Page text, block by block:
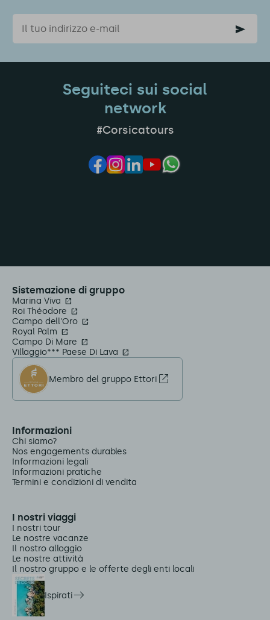
Email
Seguiteci sui social
network
#Corsicatours
Sistemazione di gruppo
Marina Viva
Roi Théodore
Campo dell'Oro
Royal Palm
Campo Di Mare
Villaggio*** Paese Di Lava
Membro del gruppo Ettori
Informazioni
Chi siamo?
Nos engagements durables
Informazioni legali
Informazioni pratiche
Termini e condizioni di vendita
I nostri viaggi
I nostri tour
Le nostre vacanze
Il nostro alloggio
Le nostre attività
Il nostro gruppo e le offerte degli enti locali
Ispirati